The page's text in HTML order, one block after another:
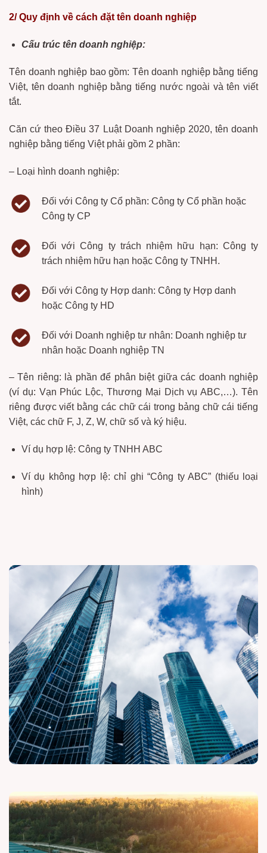
2/ Quy định về cách đặt tên doanh nghiệp
Cấu trúc tên doanh nghiệp:
Tên doanh nghiệp bao gồm: Tên doanh nghiệp bằng tiếng
Việt, tên doanh nghiệp bằng tiếng nước ngoài và tên viết
tắt.
Căn cứ theo Điều 37 Luật Doanh nghiệp 2020, tên doanh
nghiệp bằng tiếng Việt phải gồm 2 phần:
– Loại hình doanh nghiệp:
Đối với Công ty Cổ phần: Công ty Cổ phần hoặc
Công ty CP
Đối với Công ty trách nhiệm hữu hạn: Công ty
trách nhiệm hữu hạn hoặc Công ty TNHH.
Đối với Công ty Hợp danh: Công ty Hợp danh
hoặc Công ty HD
Đối với Doanh nghiệp tư nhân: Doanh nghiệp tư
nhân hoặc Doanh nghiệp TN
–Tên riêng: là phần để phân biệt giữa các doanh nghiệp
(ví dụ: Vạn Phúc Lộc, Thương Mại Dịch vụ ABC,…). Tên
riêng được viết bằng các chữ cái trong bảng chữ cái tiếng
Việt, các chữ F, J, Z, W, chữ số và ký hiệu.
Ví dụ hợp lệ: Công ty TNHH ABC
Ví dụ không hợp lệ: chỉ ghi “Công ty ABC” (thiếu loại
hình)